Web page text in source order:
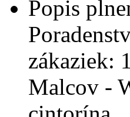
Popis
zákaziek:
Malcov -